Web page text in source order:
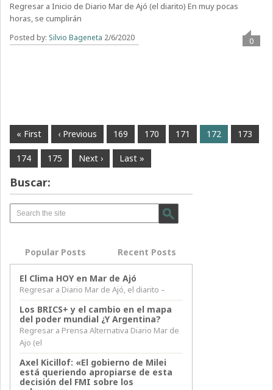
Regresar a Inicio de Diario Mar de Ajó (el diarito) En muy pocas
horas, se cumplirán
Posted by: Silvio Bageneta 2/6/2020 0
« First ‹ Previous 169 170 171 172 173
174 175 Next › Last »
Buscar:
Popular Posts Recent Posts
El Clima HOY en Mar de Ajó
Regresar a Diario Mar de Ajó, el diarito –
Los BRICS+ y el cambio en el mapa
del poder mundial ¿Y Argentina?
Regresar a Prensa Alternativa Diario Mar de
Ajo (el
Axel Kicillof: «El gobierno de Milei
está queriendo apropiarse de esta
decisión del FMI sobre los